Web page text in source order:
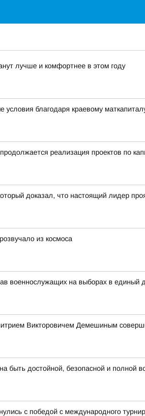
лучше и комфортнее в этом году
благодаря краевому
реализация проектов по
доказал, что настоящий лидер
из космоса
военнослужащих на выборах в единый
Викторовичем Демешиным
быть достойной, безопасной и полной
с победой с международного